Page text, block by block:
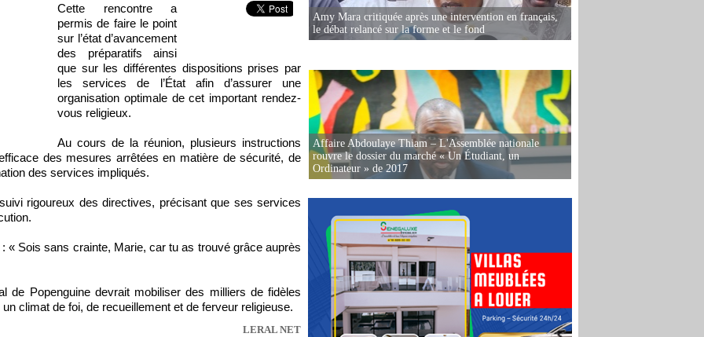
Cette rencontre a
permis de faire le point
sur l’état d’avancement
des préparatifs ainsi
que sur les différentes dispositions prises par
les services de l’État afin d’assurer une
organisation optimale de cet important rendez-
vous religieux.
Au cours de la réunion, plusieurs instructions
des mesures arrêtées en matière de sécurité, de
des services impliqués.
rigoureux des directives, précisant que ses services
« Sois sans crainte, Marie, car tu as trouvé grâce auprès
de Popenguine devrait mobiliser des milliers de fidèles
climat de foi, de recueillement et de ferveur religieuse.
LERAL NET
Amy Mara critiquée après une intervention en français,
le débat relancé sur la forme et le fond
Affaire Abdoulaye Thiam – L'Assemblée nationale
rouvre le dossier du marché « Un Étudiant, un
Ordinateur » de 2017